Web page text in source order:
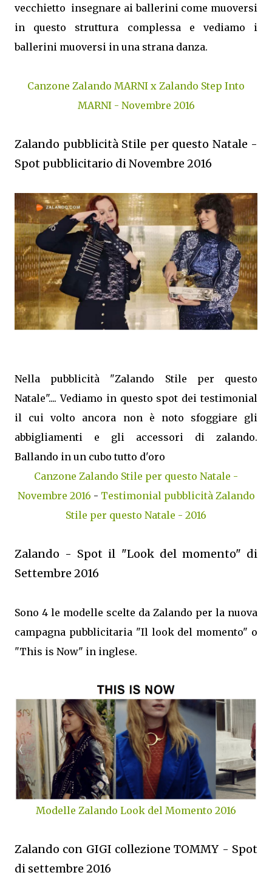
vecchietto insegnare ai ballerini come muoversi
in questo struttura complessa e vediamo i
ballerini muoversi in una strana danza.
Canzone Zalando MARNI x Zalando Step Into
MARNI - Novembre 2016
Zalando pubblicità Stile per questo Natale -
Spot pubblicitario di Novembre 2016
Nella pubblicità "Zalando Stile per questo
Natale".... Vediamo in questo spot dei testimonial
il cui volto ancora non è noto sfoggiare gli
abbigliamenti e gli accessori di zalando.
Ballando in un cubo tutto d'oro
Canzone Zalando Stile per questo Natale -
Novembre 2016 - Testimonial pubblicità Zalando
Stile per questo Natale - 2016
Zalando - Spot il "Look del momento" di
Settembre 2016
Sono 4 le modelle scelte da Zalando per la nuova
campagna pubblicitaria "Il look del momento" o
"This is Now" in inglese.
Modelle Zalando Look del Momento 2016
Zalando con GIGI collezione TOMMY - Spot
di settembre 2016